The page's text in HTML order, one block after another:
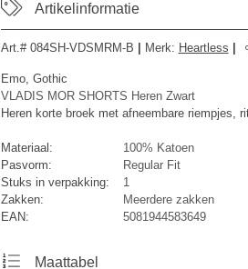
Artikelinformatie
Art.# 084SH-VDSMRM-B Merk: Heartless
Emo, Gothic
VLADIS MOR SHORTS Heren Zwart
Heren korte broek met afneembare riempjes,
Materiaal:
100% Katoen
Pasvorm:
Regular Fit
Stuks in verpakking:
1
Zakken:
Meerdere zakken
EAN:
5081944583649
Maattabel